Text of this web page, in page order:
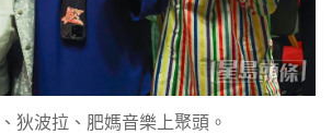
狄波拉、肥媽音樂上聚頭。